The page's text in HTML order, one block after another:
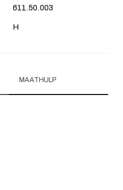
611.50.003
H
MAATHULP